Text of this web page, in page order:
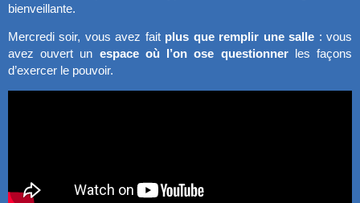
bienveillante.
Mercredi soir, vous avez fait plus que remplir une salle : vous
avez ouvert un espace où l’on ose questionnerles façons
d’exercer le pouvoir.